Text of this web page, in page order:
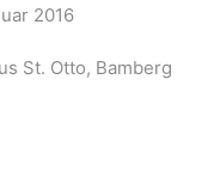
2016
St. Otto, Bamberg